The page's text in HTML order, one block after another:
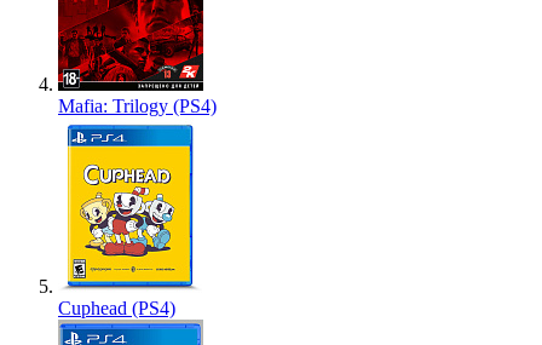
Mafia: Trilogy (PS4)
Cuphead (PS4)